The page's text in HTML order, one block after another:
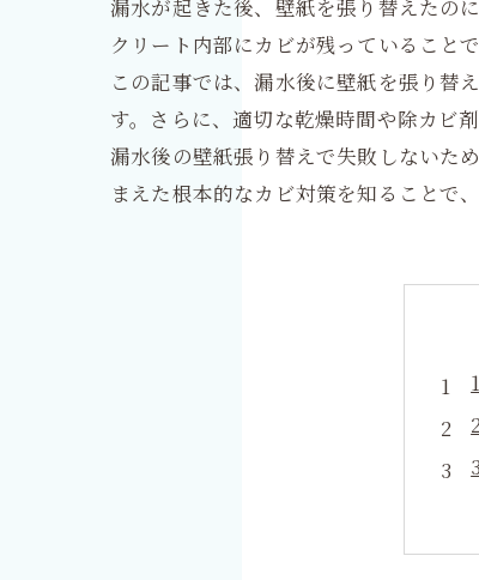
漏水が起きた後、壁紙を張り替えたの
クリート内部にカビが残っていること
この記事では、漏水後に壁紙を張り替
す。さらに、適切な乾燥時間や除カビ
漏水後の壁紙張り替えで失敗しないた
まえた根本的なカビ対策を知ることで